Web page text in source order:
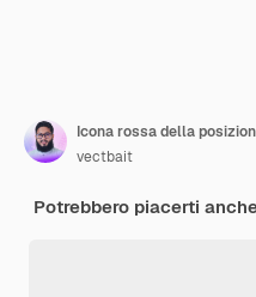
vectbait
Potrebbero piacerti